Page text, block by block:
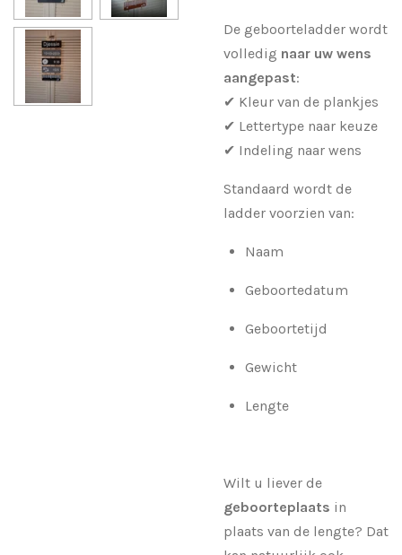
De geboorteladder wordt
volledig naar uw wens
aangepast:
✔ Kleur van de plankjes
✔ Lettertype naar keuze
✔ Indeling naar wens
Standaard wordt de
ladder voorzien van:
Naam
Geboortedatum
Geboortetijd
Gewicht
Lengte
Wilt u liever de
geboorteplaats in
plaats van de lengte? Dat